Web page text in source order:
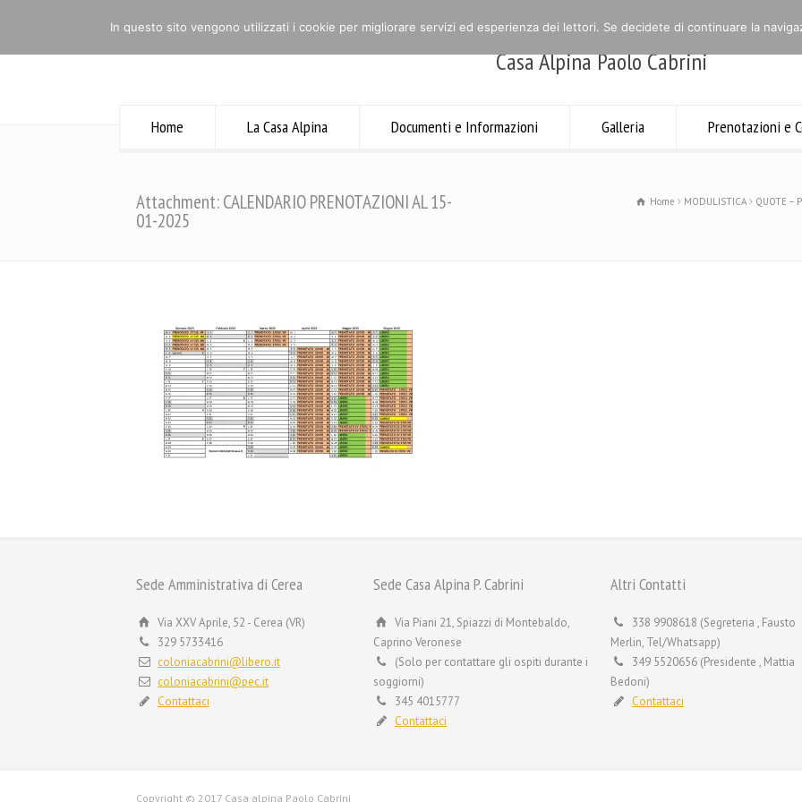
Casa Alpina Paolo Cabrini
Home La Casa Alpina Documenti e Informazioni Galleria Prenotazioni e
Attachment: CALENDARIO PRENOTAZIONI AL 15-
01-2025
Home MODULISTICA QUOTE –
Sede Amministrativa di Cerea
Via XXV Aprile, 52 - Cerea (VR)
329 5733416
coloniacabrini@libero.it
coloniacabrini@pec.it
Contattaci
Sede Casa Alpina P. Cabrini
Via Piani 21, Spiazzi di Montebaldo,
Caprino Veronese
(Solo per contattare gli ospiti durante i
soggiorni)
345 4015777
Contattaci
Altri Contatti
338 9908618 (Segreteria , Fausto
Merlin, Tel/Whatsapp)
349 5520656 (Presidente , Mattia
Bedoni)
Contattaci
Copyright © 2017 Casa alpina Paolo Cabrini
In questo sito vengono utilizzati i cookie per migliorare servizi ed esperienza dei lettori. Se decidete di continuare la